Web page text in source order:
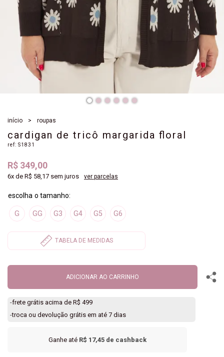
início roupas
cardigan de tricô margarida floral
ref: S1831
R$ 349,00
6x de R$ 58,17 sem juros ver parcelas
G GG G3 G4 G5 G6
ADICIONAR AO CARRINHO
-frete grátis acima de R$ 499
-troca ou devolução grátis em até 7 dias
Ganhe atéR$ 17,45de cashback